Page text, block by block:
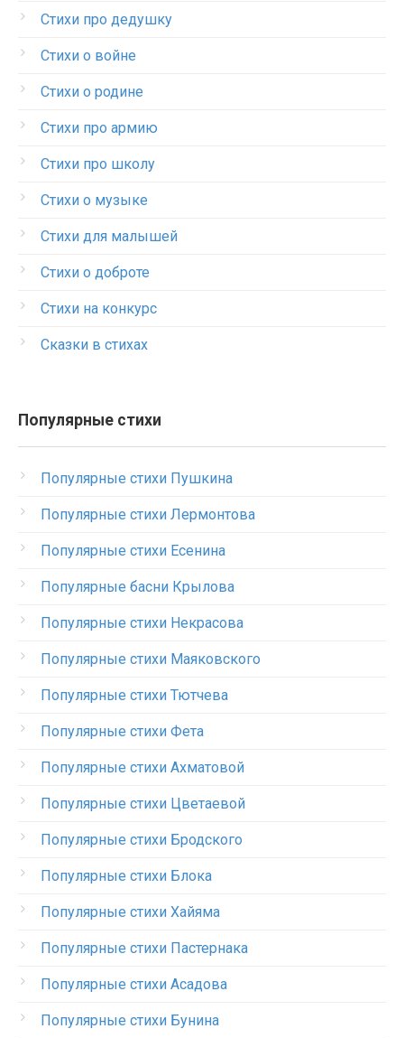
Стихи про дедушку
Стихи о войне
Стихи о родине
Стихи про армию
Стихи про школу
Стихи о музыке
Стихи для малышей
Стихи о доброте
Стихи на конкурс
Сказки в стихах
Популярные стихи
Популярные стихи Пушкина
Популярные стихи Лермонтова
Популярные стихи Есенина
Популярные басни Крылова
Популярные стихи Некрасова
Популярные стихи Маяковского
Популярные стихи Тютчева
Популярные стихи Фета
Популярные стихи Ахматовой
Популярные стихи Цветаевой
Популярные стихи Бродского
Популярные стихи Блока
Популярные стихи Хайяма
Популярные стихи Пастернака
Популярные стихи Асадова
Популярные стихи Бунина